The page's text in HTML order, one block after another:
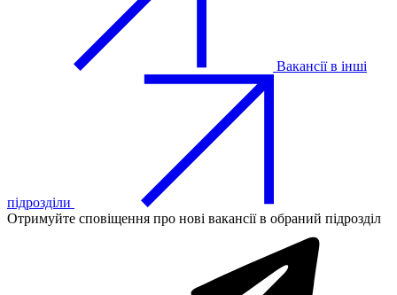
Вакансії в інші
підрозділи
Отримуйте сповіщення про нові вакансії в обраний підрозділ